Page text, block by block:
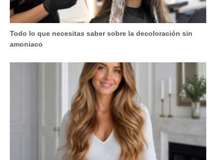
Todo lo que necesitas saber sobre la decoloración sin
amoniaco